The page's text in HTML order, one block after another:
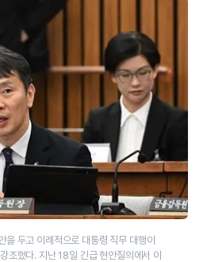
을 두고 이례적으로 대통령 직무 대행이
조했다. 지난 18일 긴급 현안질의에서 이